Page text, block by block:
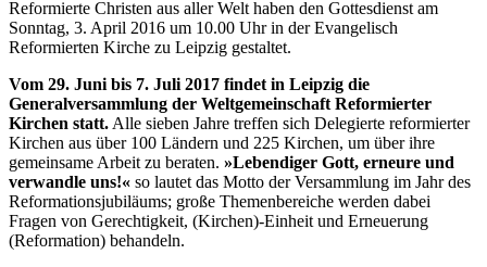
Reformierte Christen aus aller Welt haben den Gottesdienst am
Sonntag, 3. April 2016 um 10.00 Uhr in der Evangelisch
Reformierten Kirche zu Leipzig gestaltet.
Vom 29. Juni bis 7. Juli 2017 findet in Leipzig die
Generalversammlung der Weltgemeinschaft Reformierter
Kirchen statt.Alle sieben Jahre treffen sich Delegierte reformierter
Kirchen aus über 100 Ländern und 225 Kirchen, um über ihre
gemeinsame Arbeit zu beraten. »Lebendiger Gott, erneure und
verwandle uns!« so lautet das Motto der Versammlung im Jahr des
Reformationsjubiläums; große Themenbereiche werden dabei
Fragen von Gerechtigkeit, (Kirchen)-Einheit und Erneuerung
(Reformation) behandeln.